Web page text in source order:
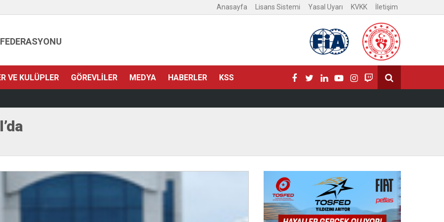
Anasayfa Lisans Sistemi Yasal Uyarı KVKK İletişim
VE KULÜPLER GÖREVLILER MEDYA HABERLER KSS